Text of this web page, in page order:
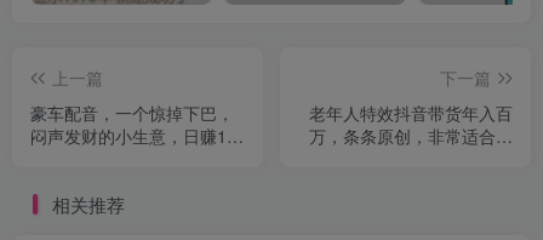
上一篇
豪车配音，一个惊掉下巴，
闷声发财的小生意，日赚15
下一篇
老年人特效抖音带货年入百
万，条条原创，非常适合批
相关推荐